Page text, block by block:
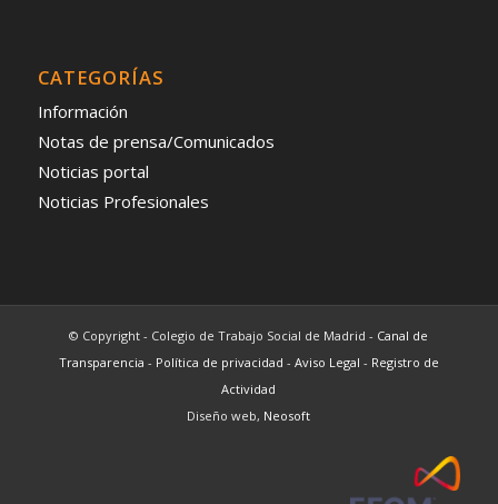
CATEGORÍAS
Información
Notas de prensa/Comunicados
Noticias portal
Noticias Profesionales
© Copyright - Colegio de Trabajo Social de Madrid - Canal de
Transparencia - Política de privacidad - Aviso Legal - Registro de
Actividad
Diseño web, Neosoft